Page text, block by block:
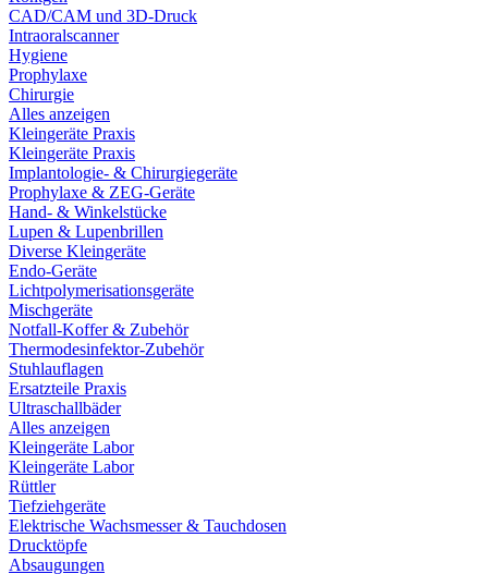
CAD/CAM und 3D-Druck
Intraoralscanner
Hygiene
Prophylaxe
Chirurgie
Alles anzeigen
Kleingeräte Praxis
Kleingeräte Praxis
Implantologie- & Chirurgiegeräte
Prophylaxe & ZEG-Geräte
Hand- & Winkelstücke
Lupen & Lupenbrillen
Diverse Kleingeräte
Endo-Geräte
Lichtpolymerisationsgeräte
Mischgeräte
Notfall-Koffer & Zubehör
Thermodesinfektor-Zubehör
Stuhlauflagen
Ersatzteile Praxis
Ultraschallbäder
Alles anzeigen
Kleingeräte Labor
Kleingeräte Labor
Rüttler
Tiefziehgeräte
Elektrische Wachsmesser & Tauchdosen
Drucktöpfe
Absaugungen